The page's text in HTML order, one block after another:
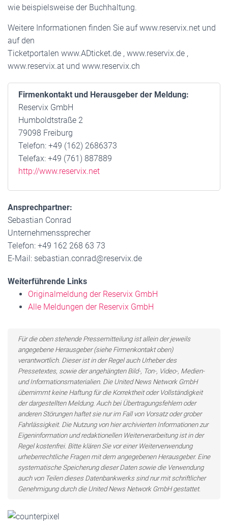
wie beispielsweise der Buchhaltung.
Weitere Informationen finden Sie auf www.reservix.net und
auf den
Ticketportalen www.ADticket.de , www.reservix.de ,
www.reservix.at und www.reservix.ch
Firmenkontakt und Herausgeber der Meldung:
Reservix GmbH
Humboldtstraße 2
79098 Freiburg
Telefon: +49 (162) 2686373
Telefax: +49 (761) 887889
http://www.reservix.net
Ansprechpartner:
Sebastian Conrad
Unternehmenssprecher
Telefon: +49 162 268 63 73
E-Mail: sebastian.conrad@reservix.de
Weiterführende Links
Originalmeldung der Reservix GmbH
Alle Meldungen der Reservix GmbH
Für die oben stehende Pressemitteilung ist allein der jeweils
angegebene Herausgeber (siehe Firmenkontakt oben)
verantwortlich. Dieser ist in der Regel auch Urheber des
Pressetextes, sowie der angehängten Bild-, Ton-, Video-, Medien-
und Informationsmaterialien. Die United News Network GmbH
übernimmt keine Haftung für die Korrektheit oder Vollständigkeit
der dargestellten Meldung. Auch bei Übertragungsfehlern oder
anderen Störungen haftet sie nur im Fall von Vorsatz oder grober
Fahrlässigkeit. Die Nutzung von hier archivierten Informationen zur
Eigeninformation und redaktionellen Weiterverarbeitung ist in der
Regel kostenfrei. Bitte klären Sie vor einer Weiterverwendung
urheberrechtliche Fragen mit dem angegebenen Herausgeber. Eine
systematische Speicherung dieser Daten sowie die Verwendung
auch von Teilen dieses Datenbankwerks sind nur mit schriftlicher
Genehmigung durch die United News Network GmbH gestattet.